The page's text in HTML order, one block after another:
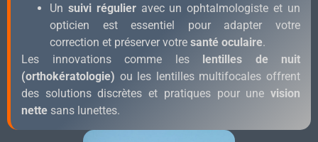
Un suivi régulieravec un ophtalmologiste et un
opticien est essentiel pour adapter votre
correction et préserver votre santé oculaire.
Les innovations comme les lentilles de nuit
(orthokératologie) ou les lentilles multifocales offrent
des solutions discrètes et pratiques pour une vision
nette sans lunettes.